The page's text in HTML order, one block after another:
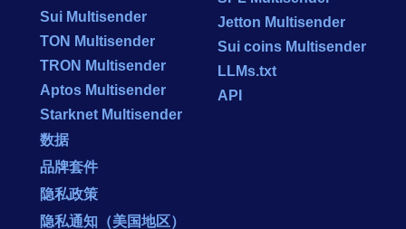
Sui Multisender
TON Multisender
TRON Multisender
Aptos Multisender
Starknet Multisender
数据
品牌套件
Jetton Multisender
Sui coins Multisender
LLMs.txt
API
隐私政策
隐私通知（美国地区）